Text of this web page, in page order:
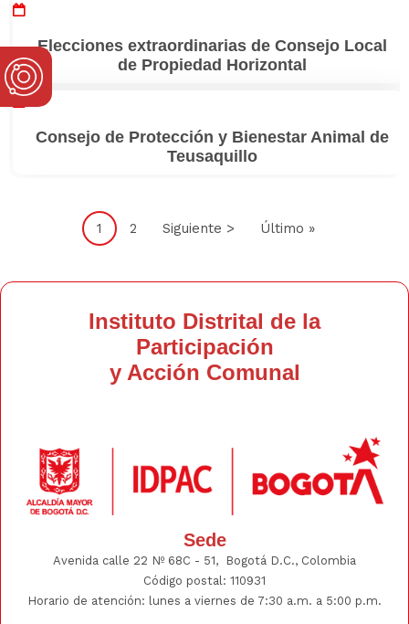
Elecciones extraordinarias de Consejo Local
de Propiedad Horizontal
Consejo de Protección y Bienestar Animal de
Teusaquillo
Página
actual
1 Página
2
Siguiente
Siguiente >
Última
Último »
Instituto Distrital de la
Participación
y Acción Comunal
Sede
Avenida calle 22 Nº 68C - 51, Bogotá D.C., Colombia
Código postal: 110931
Horario de atención: lunes a viernes de 7:30 a.m. a 5:00 p.m.